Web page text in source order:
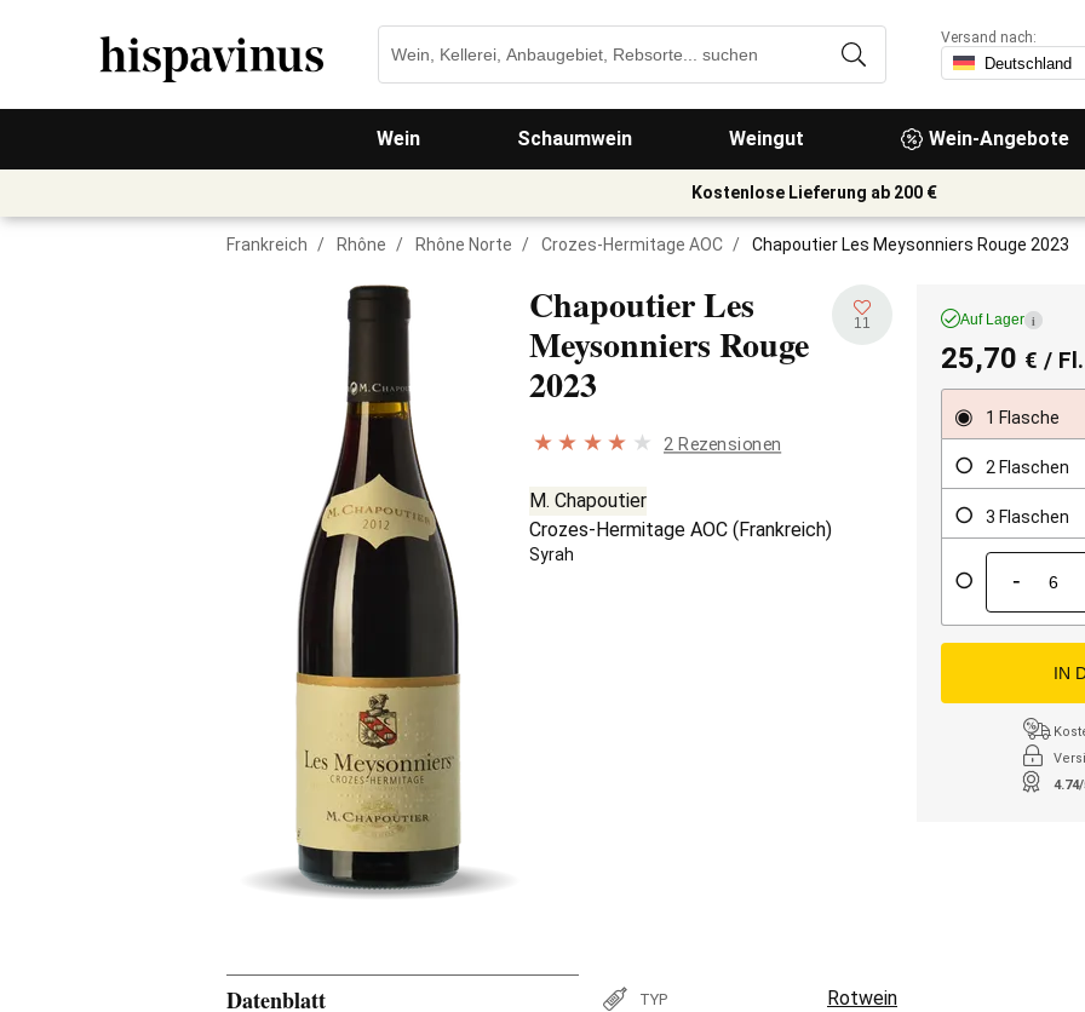
Wein Schaumwein Weingut Wein-Angebote
Versand nach:
Kostenlose Lieferung ab 200 €
Frankreich / Rhône / Rhône Norte / Crozes-Hermitage AOC / Chapoutier Les Meysonniers Rouge 2023
Chapoutier Les
Meysonniers Rouge
2023
11
2 Rezensionen
M. Chapoutier
Crozes-Hermitage AOC (Frankreich)
Syrah
Auf Lager i
25,70 € /
1 Flasche
2 Flaschen
3 Flaschen
-
IN
Datenblatt TYP Rotwein